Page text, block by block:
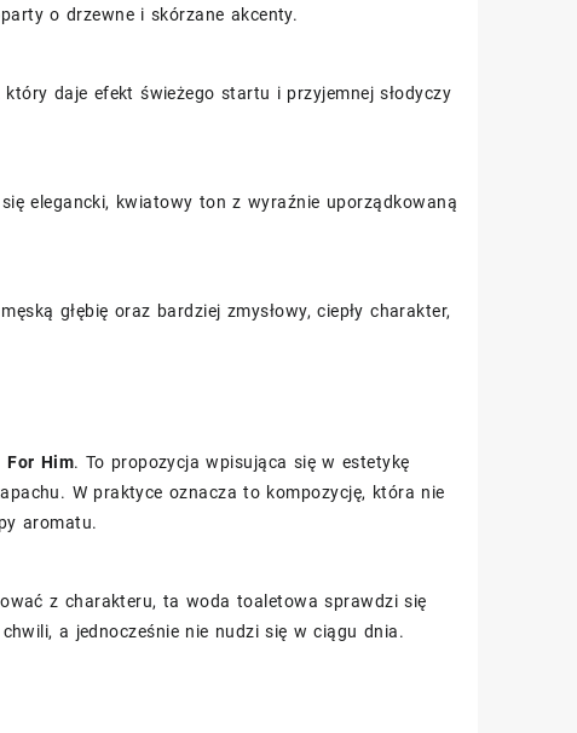
o drzewne i skórzane akcenty.
daje efekt świeżego startu i przyjemnej słodyczy
elegancki, kwiatowy ton z wyraźnie uporządkowaną
głębię oraz bardziej zmysłowy, ciepły charakter,
For Him. To propozycja wpisująca się w estetykę
W praktyce oznacza to kompozycję, która nie
aromatu.
z charakteru, ta woda toaletowa sprawdzi się
a jednocześnie nie nudzi się w ciągu dnia.